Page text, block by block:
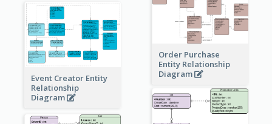
Order Purchase
Entity Relationship
Diagram
Event Creator Entity
Relationship
Diagram